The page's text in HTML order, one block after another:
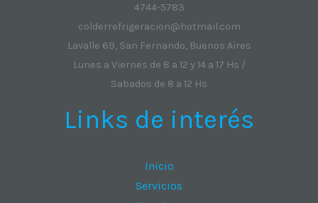
4744-5783
colderrefrigeracion@hotmail.com
Lavalle 69, San Fernando, Buenos Aires
Lunes a Viernes de 8 a 12 y 14 a 17 Hs /
Sabados de 8 a 12 Hs
Links de interés
Inicio
Servicios